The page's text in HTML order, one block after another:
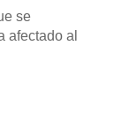
se
afectado al